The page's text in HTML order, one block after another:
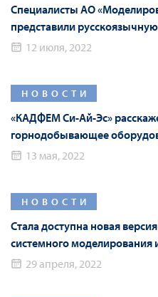
Специалисты АО
представили
12 июля, 2022
НОВОСТИ
«КАДФЕМ Си-Ай-Эс»
горнодобывающее
на российские аналоги с
13 мая, 2022
НОВОСТИ
Стала доступна новая
системного моделирования
гидравлических систем
29 апреля, 2022